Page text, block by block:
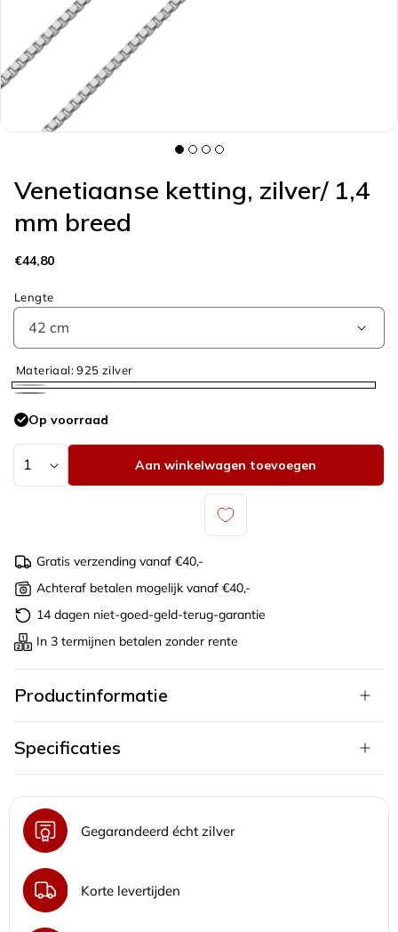
Venetiaanse ketting, zilver/ 1,4
mm breed
Normale
€44,80
Lengte
Materiaal:925 zilver
925
zilver
925
zilver
Op voorraad
Aantal
Aan winkelwagen toevoegen
Gratis verzending vanaf €40,-
Achteraf betalen mogelijk vanaf €40,-
14 dagen niet-goed-geld-terug-garantie
In 3 termijnen betalen zonder rente
Productinformatie
Specificaties
Gegarandeerd écht zilver
Korte levertijden